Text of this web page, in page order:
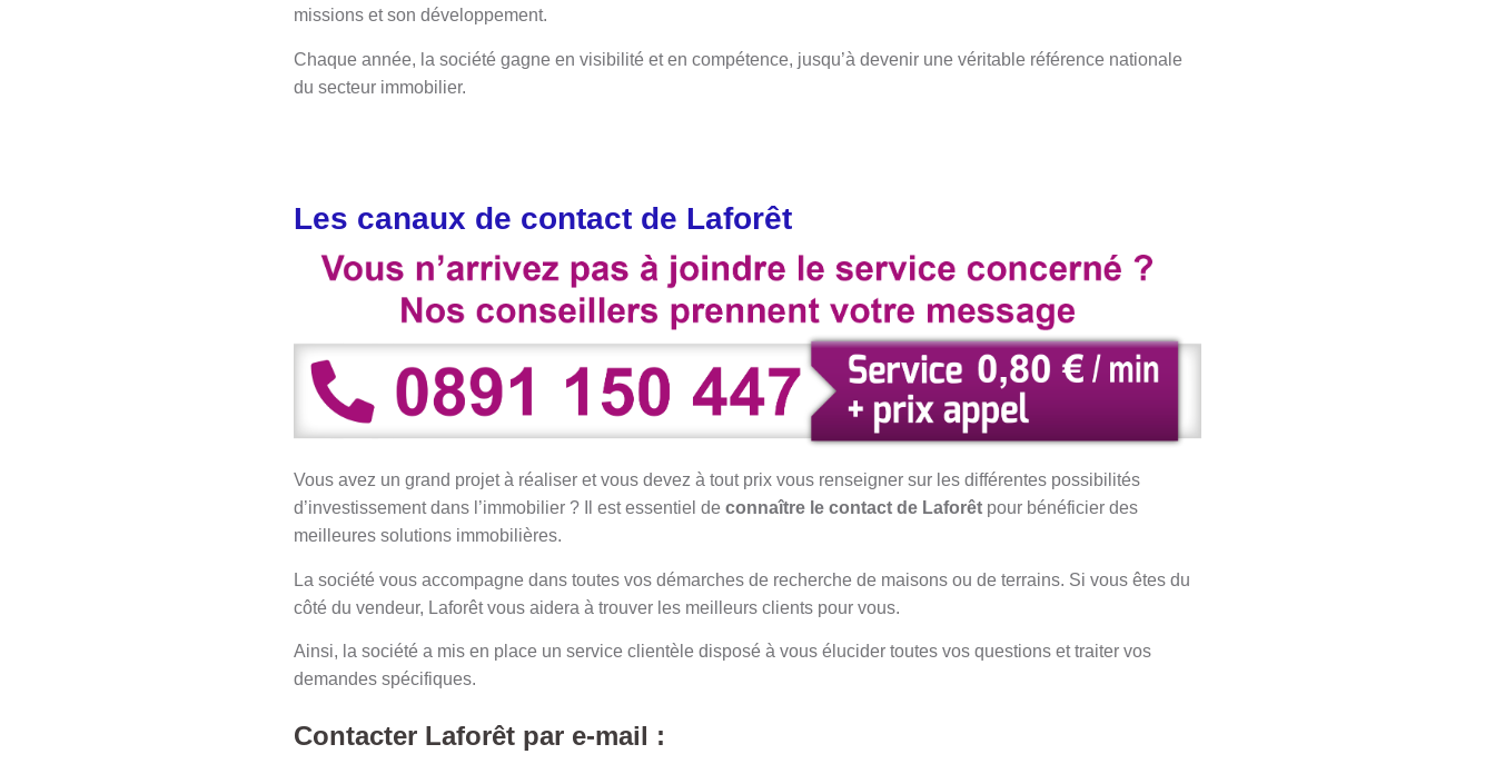
missions et son développement.
Chaque année, la société gagne en visibilité et en compétence, jusqu’à devenir une véritable référence nationale
du secteur immobilier.
Les canaux de contact de Laforêt
Vous avez un grand projet à réaliser et vous devez à tout prix vous renseigner sur les différentes possibilités
d’investissement dans l’immobilier ? Il est essentiel de connaître le contact de Laforêt pour bénéficier des
meilleures solutions immobilières.
La société vous accompagne dans toutes vos démarches de recherche de maisons ou de terrains. Si vous êtes du
côté du vendeur, Laforêt vous aidera à trouver les meilleurs clients pour vous.
Ainsi, la société a mis en place un service clientèle disposé à vous élucider toutes vos questions et traiter vos
demandes spécifiques.
Contacter Laforêt par e-mail :